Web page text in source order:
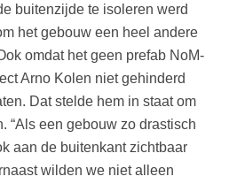
buitenzijde te isoleren werd
het gebouw een heel andere
omdat het geen prefab NoM-
Arno Kolen niet gehinderd
Dat stelde hem in staat om
“Als een gebouw zo drastisch
aan de buitenkant zichtbaar
wilden we niet alleen